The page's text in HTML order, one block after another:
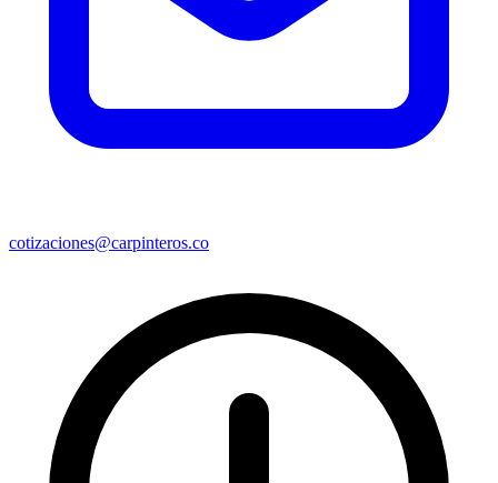
cotizaciones@carpinteros.co